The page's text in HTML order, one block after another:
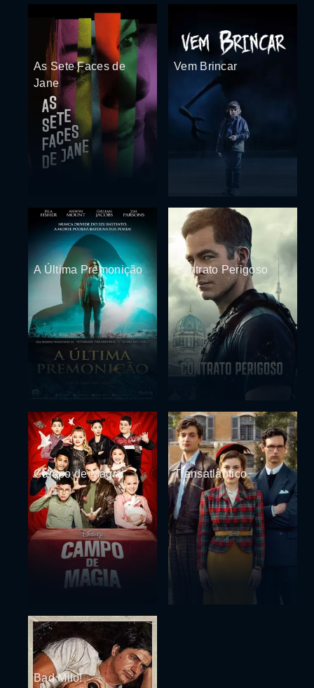
As Sete Faces de
Jane
Vem Brincar
A Última Premonição Contrato Perigoso
Campo de Magia Transatlântico
Bad Milo!